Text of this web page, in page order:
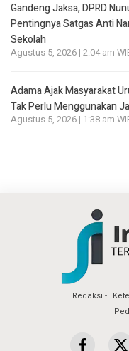
Gandeng Jaksa, DPRD
Pentingnya Satgas Anti
Sekolah
Agustus 5, 2026 | 2:04 am
Adama Ajak Masyarakat
Tak Perlu Menggunakan
Agustus 5, 2026 | 1:38 am
Redaksi